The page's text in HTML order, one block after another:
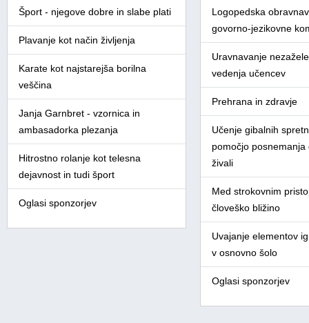
Šport - njegove dobre in slabe plati
Plavanje kot način življenja
Karate kot najstarejša borilna
veščina
Janja Garnbret - vzornica in
ambasadorka plezanja
Hitrostno rolanje kot telesna
dejavnost in tudi šport
Oglasi sponzorjev
Logopedska
govorno-jezikovne
Uravnavanje
vedenja učencev
Prehrana in zdravje
Učenje gibalnih
pomočjo posnemanja
živali
Med strokovnim
človeško bližino
Uvajanje elementov
v osnovno šolo
Oglasi sponzorjev